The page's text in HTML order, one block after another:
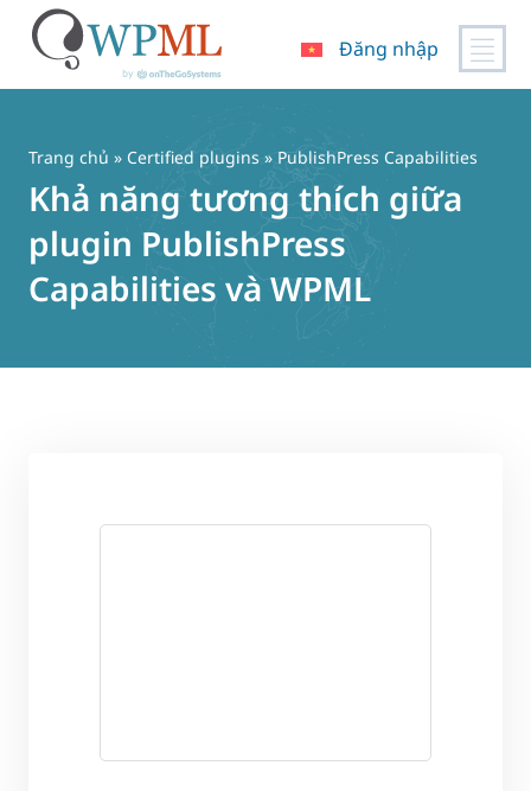
Đăng nhập
Trang chủ » Certified plugins » PublishPress Capabilities
Khả năng tương thích giữa
plugin PublishPress
Capabilities và WPML